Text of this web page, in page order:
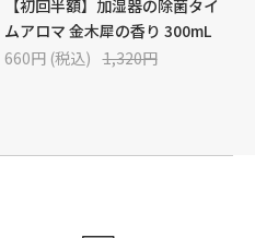
【初回半額】加湿器の除菌タイ
ムアロマ 金木犀の香り 300mL
660円 (税込) 1,320円